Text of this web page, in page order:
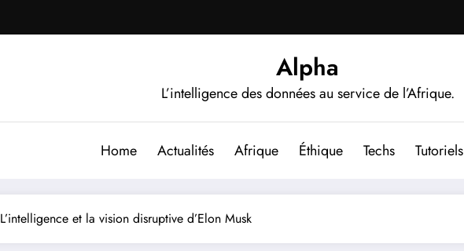
Alpha
L’intelligence des données au service de l’Afrique.
Home Actualités Afrique Éthique Techs Tutoriels
L’intelligence et la vision disruptive d’Elon Musk